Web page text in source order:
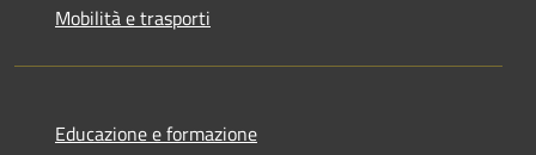
Mobilità e trasporti
Educazione e formazione